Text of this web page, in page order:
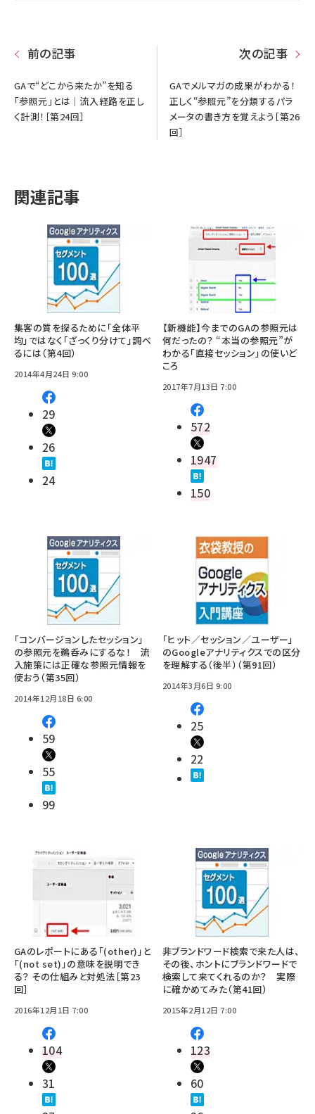
前の記事
GAで“どこから来たか”を知る
「参照元」とは｜流入経路を正し
く計測！［第24回］
次の記事
GAでメルマガの成果がわかる！
正しく“参照元”を分類するパラ
メータの書き方を覚えよう［第26
回］
関連記事
集客の質を探るために「全体平
均」ではなく「ざっくり分けて」調べ
るには（第4回）
2014年4月24日 9:00
29
26
24
【新機能】今までのGAの参照元は
何だったの？ “本当の参照元”が
わかる「直接セッション」の使いど
ころ
2017年7月13日 7:00
572
1947
150
「コンバージョンしたセッション」
の参照元を鵜呑みにするな！ 流
入施策には正確な参照元情報を
使おう（第35回）
2014年12月18日 6:00
59
55
99
「ヒット／セッション／ユーザー」
のGoogleアナリティクスでの区分
を理解する（後半）（第91回）
2014年3月6日 9:00
25
22
GAのレポートにある「(other)」と
「(not set)」の意味を説明でき
る？ その仕組みと対処法［第23
回］
2016年12月1日 7:00
104
31
非ブランドワード検索で来た人は、
その後、ホントにブランドワードで
検索して来てくれるのか？ 実際
に確かめてみた（第41回）
2015年2月12日 7:00
123
60